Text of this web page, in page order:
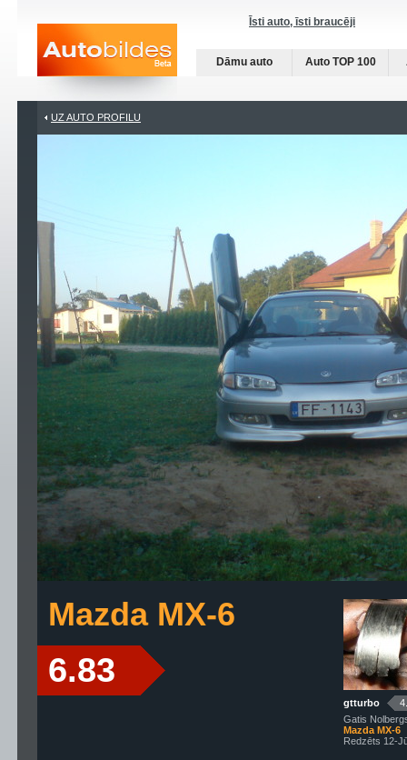
Īsti auto, īsti braucēji
Dāmu auto Auto TOP 100
UZ AUTO PROFILU
Mazda MX-6
6.83
gtturbo
Gatis
Mazda MX-6
Redzēts 12-